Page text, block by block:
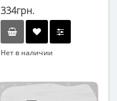
334грн.
Нет в наличии
Вид